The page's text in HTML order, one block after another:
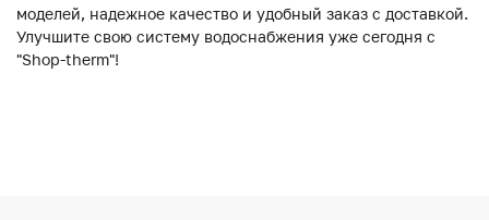
моделей, надежное качество и удобный заказ с доставкой.
Улучшите свою систему водоснабжения уже сегодня с
"Shop-therm"!